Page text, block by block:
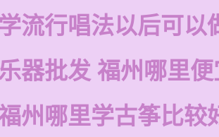
学流行唱法以后可以
器批发 福州哪里
州哪里学古筝比较